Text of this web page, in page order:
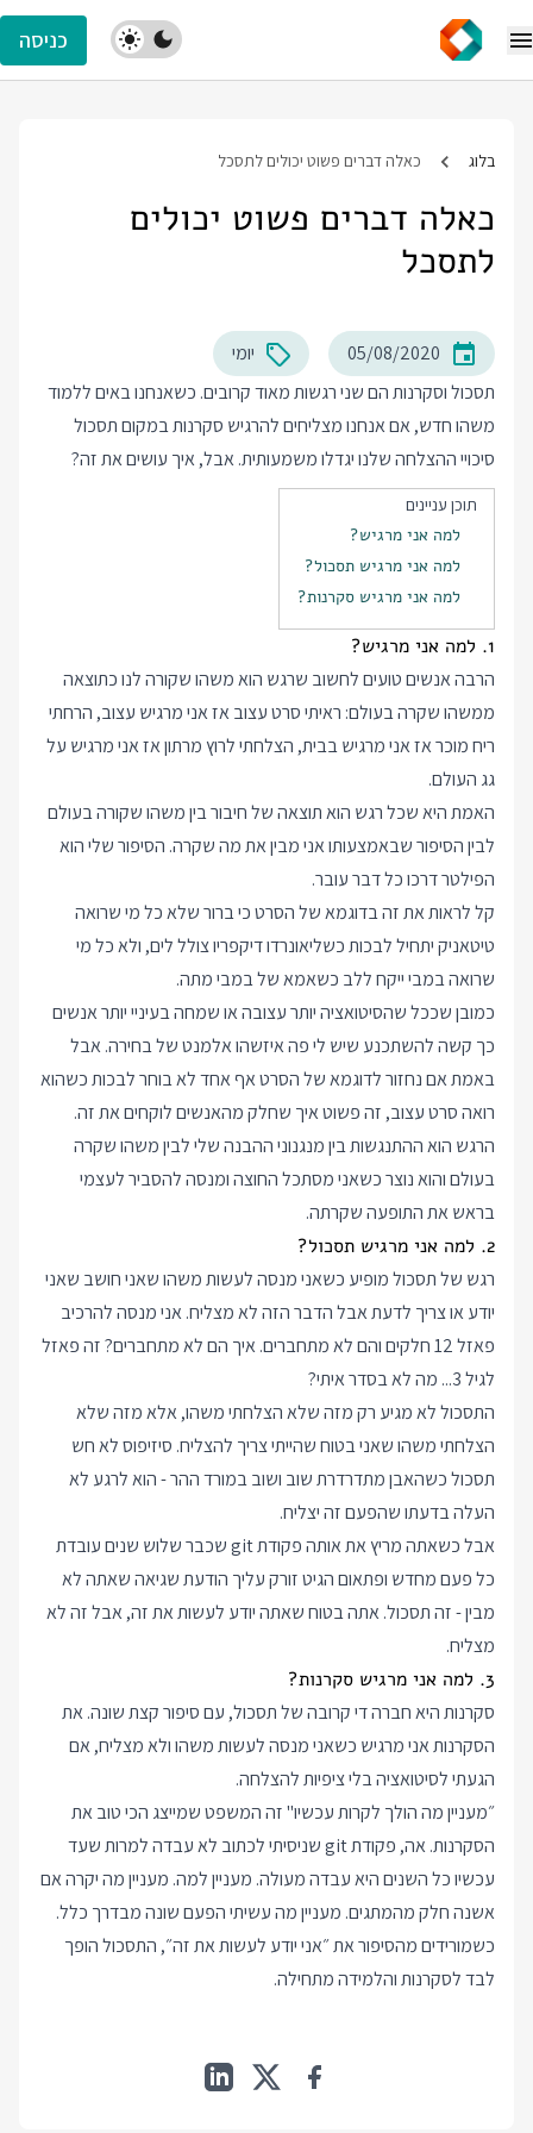
כניסה
בלוג כאלה דברים פשוט יכולים לתסכל
כאלה דברים פשוט יכולים
לתסכל
05/08/2020
יומי
תסכול וסקרנות הם שני רגשות מאוד קרובים. כשאנחנו באים ללמוד
משהו חדש, אם אנחנו מצליחים להרגיש סקרנות במקום תסכול
סיכויי ההצלחה שלנו יגדלו משמעותית. אבל, איך עושים את זה?
תוכן עניינים
למה אני מרגיש?
למה אני מרגיש תסכול?
למה אני מרגיש סקרנות?
1. למה אני מרגיש?
הרבה אנשים טועים לחשוב שרגש הוא משהו שקורה לנו כתוצאה
ממשהו שקרה בעולם: ראיתי סרט עצוב אז אני מרגיש עצוב, הרחתי
ריח מוכר אז אני מרגיש בבית, הצלחתי לרוץ מרתון אז אני מרגיש על
גג העולם.
האמת היא שכל רגש הוא תוצאה של חיבור בין משהו שקורה בעולם
לבין הסיפור שבאמצעותו אני מבין את מה שקרה. הסיפור שלי הוא
הפילטר דרכו כל דבר עובר.
קל לראות את זה בדוגמא של הסרט כי ברור שלא כל מי שרואה
טיטאניק יתחיל לבכות כשליאונרדו דיקפריו צולל לים, ולא כל מי
שרואה במבי ייקח ללב כשאמא של במבי מתה.
כמובן שככל שהסיטואציה יותר עצובה או שמחה בעיניי יותר אנשים
כך קשה להשתכנע שיש לי פה איזשהו אלמנט של בחירה. אבל
באמת אם נחזור לדוגמא של הסרט אף אחד לא בוחר לבכות כשהוא
רואה סרט עצוב, זה פשוט איך שחלק מהאנשים לוקחים את זה.
הרגש הוא ההתנגשות בין מנגנוני ההבנה שלי לבין משהו שקרה
בעולם והוא נוצר כשאני מסתכל החוצה ומנסה להסביר לעצמי
בראש את התופעה שקרתה.
2. למה אני מרגיש תסכול?
רגש של תסכול מופיע כשאני מנסה לעשות משהו שאני חושב שאני
יודע או צריך לדעת אבל הדבר הזה לא מצליח. אני מנסה להרכיב
פאזל 12 חלקים והם לא מתחברים. איך הם לא מתחברים? זה פאזל
לגיל 3... מה לא בסדר איתי?
התסכול לא מגיע רק מזה שלא הצלחתי משהו, אלא מזה שלא
הצלחתי משהו שאני בטוח שהייתי צריך להצליח. סיזיפוס לא חש
תסכול כשהאבן מתדרדרת שוב ושוב במורד ההר - הוא לרגע לא
העלה בדעתו שהפעם זה יצליח.
אבל כשאתה מריץ את אותה פקודת git שכבר שלוש שנים עובדת
כל פעם מחדש ופתאום הגיט זורק עליך הודעת שגיאה שאתה לא
מבין - זה תסכול. אתה בטוח שאתה יודע לעשות את זה, אבל זה לא
מצליח.
3. למה אני מרגיש סקרנות?
סקרנות היא חברה די קרובה של תסכול, עם סיפור קצת שונה. את
הסקרנות אני מרגיש כשאני מנסה לעשות משהו ולא מצליח, אם
הגעתי לסיטואציה בלי ציפיות להצלחה.
״מעניין מה הולך לקרות עכשיו" זה המשפט שמייצג הכי טוב את
הסקרנות. אה, פקודת git שניסיתי לכתוב לא עבדה למרות שעד
עכשיו כל השנים היא עבדה מעולה. מעניין למה. מעניין מה יקרה אם
אשנה חלק מהמתגים. מעניין מה עשיתי הפעם שונה מבדרך כלל.
כשמורידים מהסיפור את ״אני יודע לעשות את זה״, התסכול הופך
לבד לסקרנות והלמידה מתחילה.